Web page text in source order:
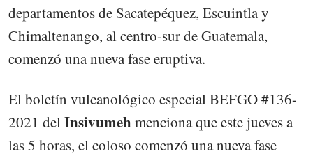
departamentos de Sacatepéquez, Escuintla y
Chimaltenango, al centro-sur de Guatemala,
comenzó una nueva fase eruptiva.
El boletín vulcanológico especial BEFGO #136-
2021 delInsivumehmenciona que este jueves a
las 5 horas, el coloso comenzó una nueva fase